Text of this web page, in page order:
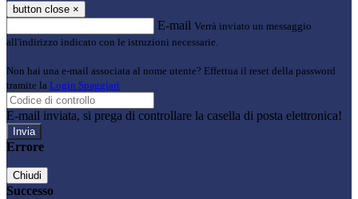
button close ×
E-mail Verrà inviato un messaggio
all'indirizzo indicato con le istruzioni necessarie.
Non hai una e-mail associata al nome utente? Effettua il reset della password
tramite la Login Spaggiari
E-mail inviata, si prega di controllare la casella di posta elettronica!
Errore
Chiudi
Successo